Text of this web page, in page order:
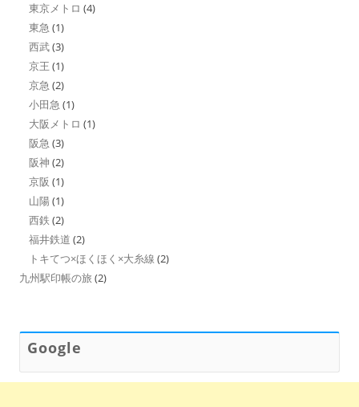
東京メトロ (4)
東急 (1)
西武(3)
京王 (1)
京急 (2)
小田急 (1)
大阪メトロ (1)
阪急 (3)
阪神 (2)
京阪 (1)
山陽 (1)
西鉄 (2)
福井鉄道 (2)
トキてつ×ほくほく×大糸線 (2)
九州駅印帳の旅 (2)
Google